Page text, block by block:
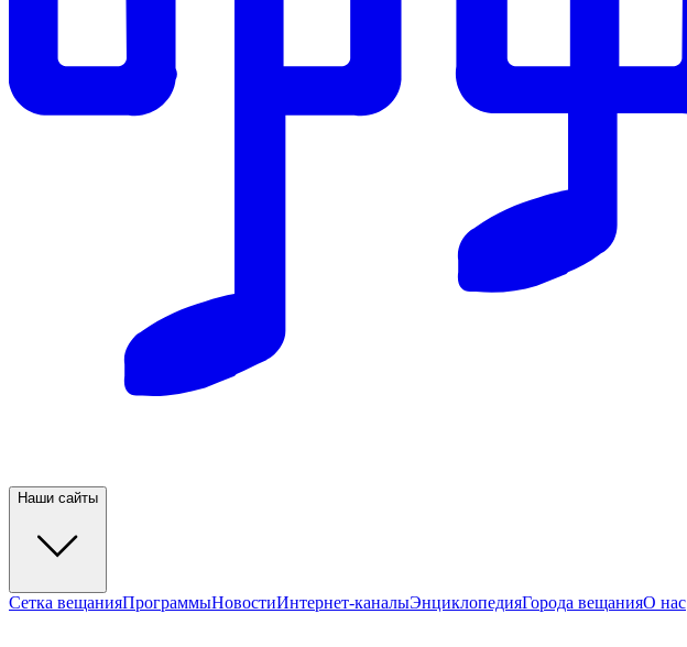
Наши сайты
Сетка вещанияПрограммыНовостиИнтернет-каналыЭнциклопедияГорода вещанияО нас